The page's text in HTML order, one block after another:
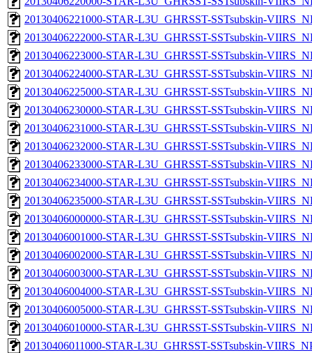
20130406221000-STAR-L3U_GHRSST-SSTsubskin-
20130406222000-STAR-L3U_GHRSST-SSTsubskin-
20130406223000-STAR-L3U_GHRSST-SSTsubskin-
20130406224000-STAR-L3U_GHRSST-SSTsubskin-
20130406225000-STAR-L3U_GHRSST-SSTsubskin-
20130406230000-STAR-L3U_GHRSST-SSTsubskin-
20130406231000-STAR-L3U_GHRSST-SSTsubskin-
20130406232000-STAR-L3U_GHRSST-SSTsubskin-
20130406233000-STAR-L3U_GHRSST-SSTsubskin-
20130406234000-STAR-L3U_GHRSST-SSTsubskin-
20130406235000-STAR-L3U_GHRSST-SSTsubskin-
20130406000000-STAR-L3U_GHRSST-SSTsubskin-
20130406001000-STAR-L3U_GHRSST-SSTsubskin-
20130406002000-STAR-L3U_GHRSST-SSTsubskin-
20130406003000-STAR-L3U_GHRSST-SSTsubskin-
20130406004000-STAR-L3U_GHRSST-SSTsubskin-
20130406005000-STAR-L3U_GHRSST-SSTsubskin-
20130406010000-STAR-L3U_GHRSST-SSTsubskin-
20130406011000-STAR-L3U_GHRSST-SSTsubskin-